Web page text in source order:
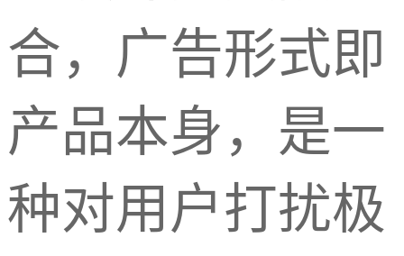
合，广告形式即
产品本身，是一
种对用户打扰极